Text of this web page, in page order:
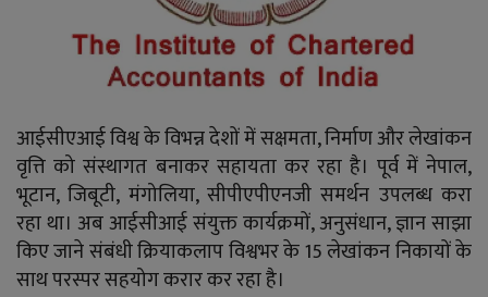
आईसीएआई विश्व के विभन्न देशों में सक्षमता, निर्माण और लेखांकन
वृत्ति को संस्थागत बनाकर सहायता कर रहा है। पूर्व में नेपाल,
भूटान, जिबूटी, मंगोलिया, सीपीएपीएनजी समर्थन उपलब्ध करा
रहा था। अब आईसीआई संयुक्त कार्यक्रमों, अनुसंधान, ज्ञान साझा
किए जाने संबंधी क्रियाकलाप विश्वभर के 15 लेखांकन निकायों के
साथ परस्पर सहयोग करार कर रहा है।